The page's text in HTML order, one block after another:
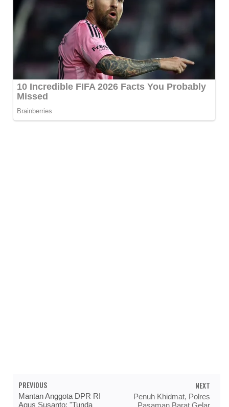
PREVIOUS
Mantan Anggota DPR RI
Agus Susanto: "Tunda
NEXT
Penuh Khidmat, Polres